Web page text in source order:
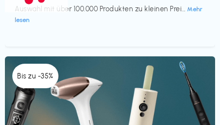
Auswahl mit über 100.000 Produkten zu kleinen Prei... Mehr
lesen
Bis zu -35%